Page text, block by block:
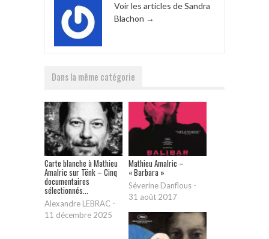
Voir les articles de Sandra
Blachon →
Dans la même catégorie
Carte blanche à Mathieu
Amalric sur Tënk – Cinq
documentaires
sélectionnés...
Alexandre LEBRAC -
11 décembre 2025
Mathieu Amalric –
« Barbara »
Séverine Danflous -
31 août 2017